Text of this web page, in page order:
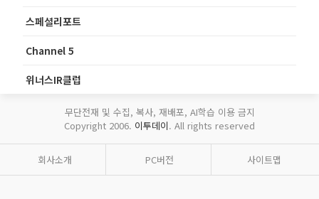
스페셜리포트
Channel 5
위너스IR클럽
무단전재 및 수집, 복사, 재배포, AI학습 이용 금지
Copyright 2006. 이투데이. All rights reserved
회사소개 PC버전 사이트맵